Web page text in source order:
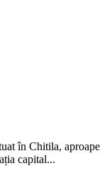
în Chitila, aproape
capital...